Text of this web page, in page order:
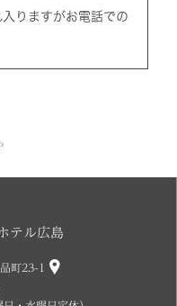
りますがお電話での
テル広島
町23-1